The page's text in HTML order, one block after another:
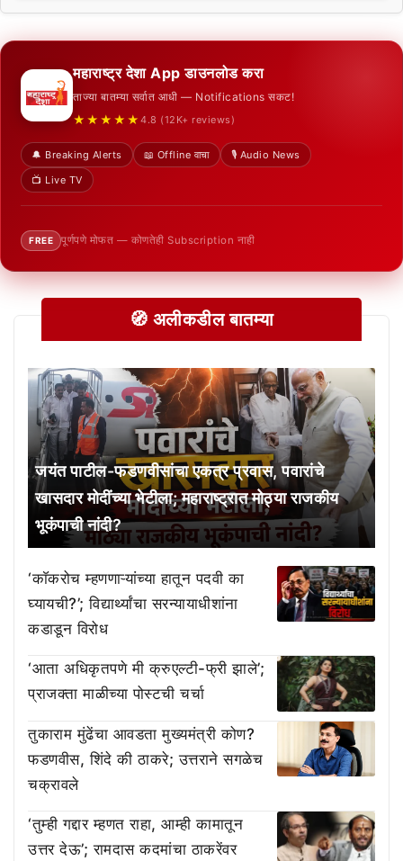
महाराष्ट्र देशा App डाउनलोड करा
ताज्या बातम्या सर्वात आधी — Notifications सकट!
★★★★★ 4.8 (12K+ reviews)
🔔 Breaking Alerts 📖 Offline वाचा
🎙️ Audio News
📺 Live TV
FREE पूर्णपणे मोफत — कोणतेही Subscription नाही
🧭 अलीकडील बातम्या
जयंत पाटील-फडणवीसांचा एकत्र प्रवास, पवारांचे
खासदार मोदींच्या भेटीला; महाराष्ट्रात मोठ्या राजकीय
भूकंपाची नांदी?
‘काॅकरोच म्हणणाऱ्यांच्या हातून पदवी का
घ्यायची?’; विद्यार्थ्यांचा सरन्यायाधीशांना
कडाडून विरोध
‘आता अधिकृतपणे मी क्रुएल्टी-फ्री झाले’;
प्राजक्ता माळीच्या पोस्टची चर्चा
तुकाराम मुंढेंचा आवडता मुख्यमंत्री कोण?
फडणवीस, शिंदे की ठाकरे; उत्तराने सगळेच
चक्रावले
‘तुम्ही गद्दार म्हणत राहा, आम्ही कामातून
उत्तर देऊ’; रामदास कदमांचा ठाकरेंवर